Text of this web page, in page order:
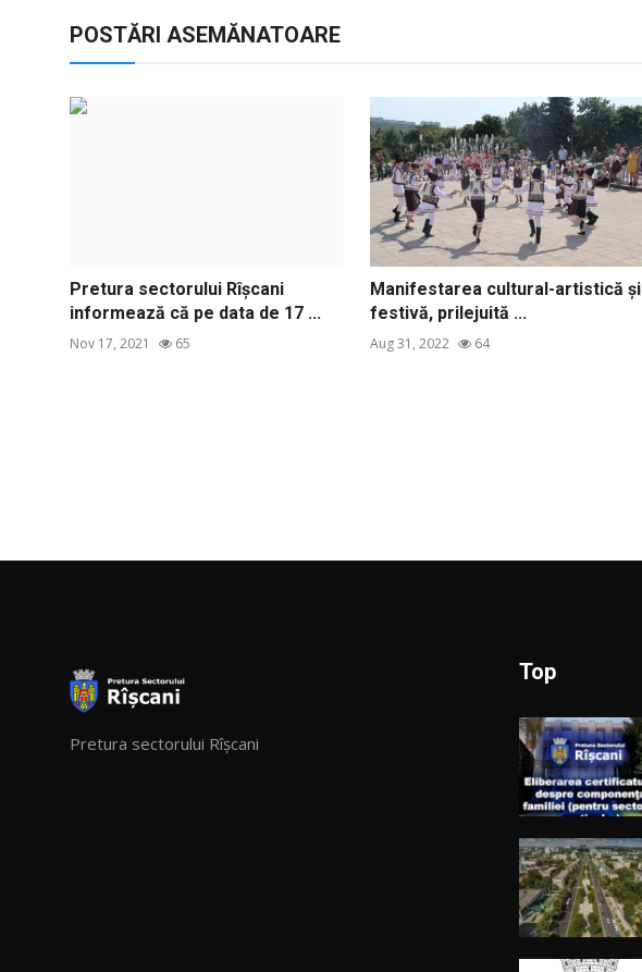
POSTĂRI ASEMĂNATOARE
Pretura sectorului Rîșcani
informează că pe data de 17 ...
Nov 17, 2021 65
Manifestarea cultural-artistică și
festivă, prilejuită ...
Aug 31, 2022 64
Pretura sectorului Rîșcani
Top